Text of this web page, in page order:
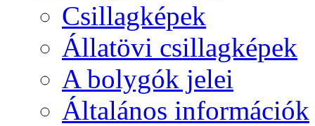
Csil­lag­ké­pek
Ál­lat­övi csil­lag­ké­pek
A boly­gók je­lei
Ál­ta­lá­nos in­for­má­ci­ók